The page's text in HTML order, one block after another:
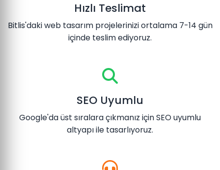
Hızlı Teslimat
Bitlis'daki web tasarım projelerinizi ortalama 7-14 gün
içinde teslim ediyoruz.
SEO Uyumlu
Google'da üst sıralara çıkmanız için SEO uyumlu
altyapı ile tasarlıyoruz.